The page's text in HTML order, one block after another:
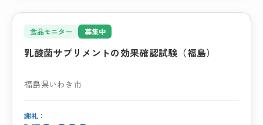
食品モニター 募集中
乳酸菌サプリメントの効果確認試験（福島）
福島県いわき市
謝礼：